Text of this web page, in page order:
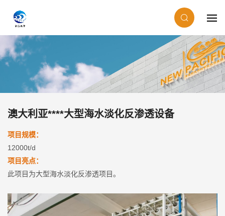
澳大利亚****大型海水淡化反渗透设备
项目规模：
12000t/d
项目亮点：
此项目为大型海水淡化反渗透项目。